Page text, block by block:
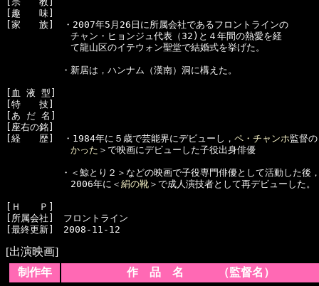
[趣　　味]
[家　　族]　・2007年5月26日に所属会社であるフロントラインの
チャン・ヒョンジュ代表（32)と４年間の熱愛を経
て龍山区のイテウォン聖堂で結婚式を挙げた。
・新居は，ハンナム（漢南）洞に構えた。
[血 液 型]
[特　　技]
[あ だ 名]
[座右の銘]
[経　　歴]　・1984年に５歳で芸能界にデビューし， ペ・チャンホ監督
かった ＞で映画にデビューした子役出身俳優
・＜鯨とり２＞などの映画で子役専門俳優として活動した後，
2006年に＜ 絹の靴 ＞で成人演技者として再デビューした。
[Ｈ　　Ｐ]
[所属会社]　フロントライン
[出演映画]
制作年
作 品 名 （監督名）